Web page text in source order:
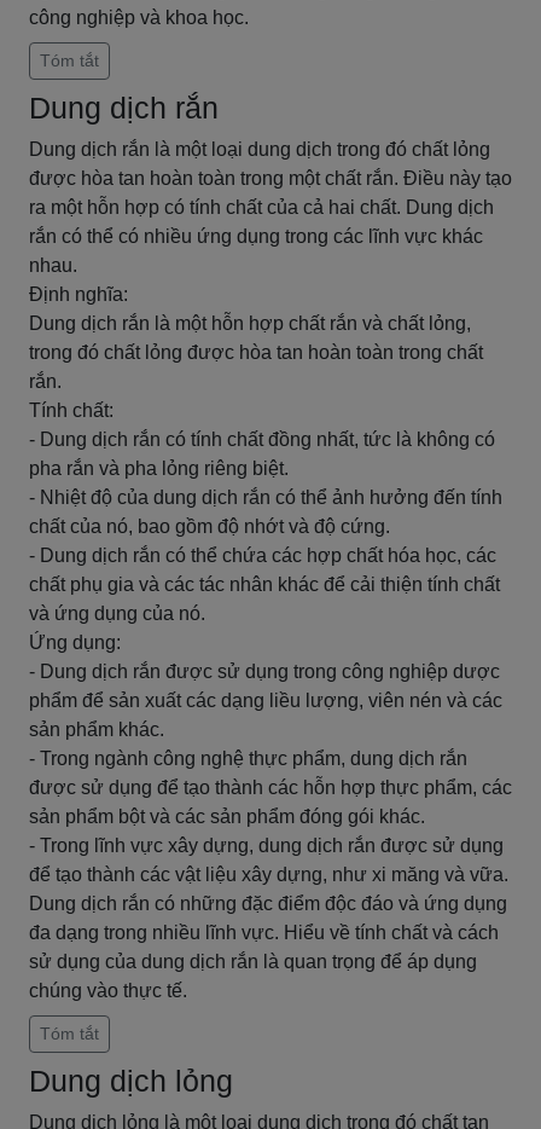
công nghiệp và khoa học.
Tóm tắt
Dung dịch rắn
Dung dịch rắn là một loại dung dịch trong đó chất lỏng
được hòa tan hoàn toàn trong một chất rắn. Điều này tạo
ra một hỗn hợp có tính chất của cả hai chất. Dung dịch
rắn có thể có nhiều ứng dụng trong các lĩnh vực khác
nhau.
Định nghĩa:
Dung dịch rắn là một hỗn hợp chất rắn và chất lỏng,
trong đó chất lỏng được hòa tan hoàn toàn trong chất
rắn.
Tính chất:
- Dung dịch rắn có tính chất đồng nhất, tức là không có
pha rắn và pha lỏng riêng biệt.
- Nhiệt độ của dung dịch rắn có thể ảnh hưởng đến tính
chất của nó, bao gồm độ nhớt và độ cứng.
- Dung dịch rắn có thể chứa các hợp chất hóa học, các
chất phụ gia và các tác nhân khác để cải thiện tính chất
và ứng dụng của nó.
Ứng dụng:
- Dung dịch rắn được sử dụng trong công nghiệp dược
phẩm để sản xuất các dạng liều lượng, viên nén và các
sản phẩm khác.
- Trong ngành công nghệ thực phẩm, dung dịch rắn
được sử dụng để tạo thành các hỗn hợp thực phẩm, các
sản phẩm bột và các sản phẩm đóng gói khác.
- Trong lĩnh vực xây dựng, dung dịch rắn được sử dụng
để tạo thành các vật liệu xây dựng, như xi măng và vữa.
Dung dịch rắn có những đặc điểm độc đáo và ứng dụng
đa dạng trong nhiều lĩnh vực. Hiểu về tính chất và cách
sử dụng của dung dịch rắn là quan trọng để áp dụng
chúng vào thực tế.
Tóm tắt
Dung dịch lỏng
Dung dịch lỏng là một loại dung dịch trong đó chất tan